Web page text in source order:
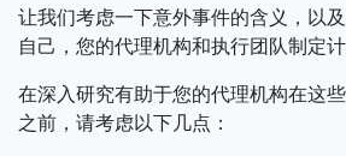
让我们考虑一下意外事件的含义，以
自己，您的代理机构和执行团队制定计
在深入研究有助于您的代理机构在这
之前，请考虑以下几点：